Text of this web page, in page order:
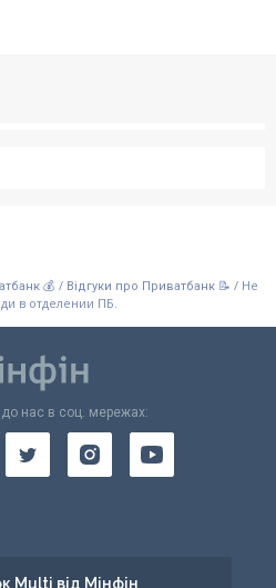
💰 / Відгуки про Приватбанк 📝 / Не
в отделении ПБ.
нас в соц. мережах:
Multi від Мінфін